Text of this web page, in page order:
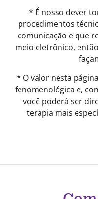
* É nosso dever
procedimentos
comunicação e que
meio eletrônico,
* O valor nesta
fenomenológica e,
você poderá ser
terapia mais